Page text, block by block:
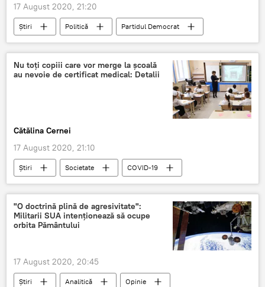
17 August 2020, 21:20
Știri Politică
Partidul Democrat
plecări
Nu toți copiii care vor merge la școală
au nevoie de certificat medical: Detalii
Cătălina Cernei
17 August 2020, 21:10
Știri Societate
COVID-19
bolnavi
"O doctrină plină de agresivitate":
Militarii SUA intenționează să ocupe
orbita Pământului
17 August 2020, 20:45
Știri Analitică
Opinie